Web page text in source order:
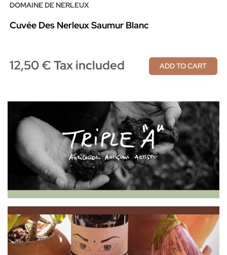
DOMAINE DE NERLEUX
Cuvée Des Nerleux Saumur Blanc
12,50 € Tax included ADD TO CART